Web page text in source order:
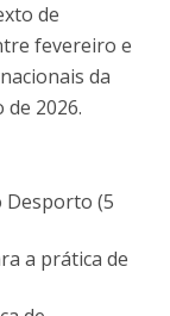
de
fevereiro e
da
2026.
Desporto (5
a prática de